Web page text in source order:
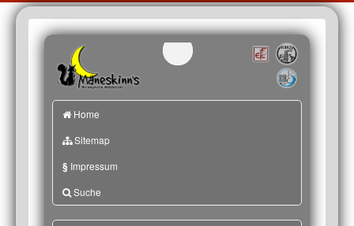
Home
Sitemap
§ Impressum
Suche